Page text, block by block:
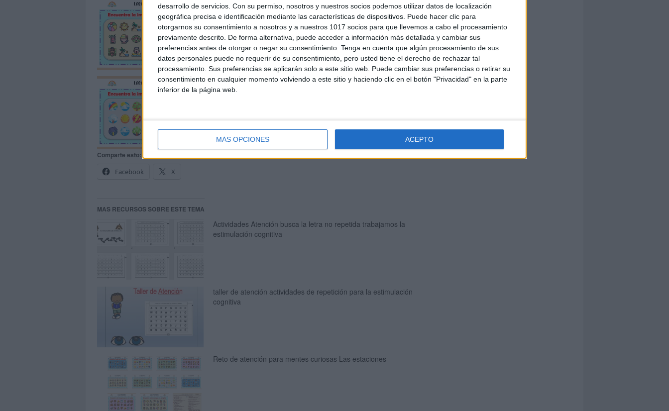
desarrollo de servicios. Con su permiso, nosotros y nuestros socios podemos utilizar datos de localización
geográfica precisa e identificación mediante las características de dispositivos. Puede hacer clic para
otorgarnos su consentimiento a nosotros y a nuestros 1017 socios para que llevemos a cabo el procesamiento
previamente descrito. De forma alternativa, puede acceder a información más detallada y cambiar sus
preferencias antes de otorgar o negar su consentimiento. Tenga en cuenta que algún procesamiento de sus
datos personales puede no requerir de su consentimiento, pero usted tiene el derecho de rechazar tal
procesamiento. Sus preferencias se aplicarán solo a este sitio web. Puede cambiar sus preferencias o retirar su
consentimiento en cualquier momento volviendo a este sitio y haciendo clic en el botón "Privacidad" en la parte
inferior de la página web.
MÁS OPCIONES ACEPTO
Comparte esto:
Facebook
X
MAS RECURSOS SOBRE ESTE TEMA
Actividades Atención busca la letra no repetida trabajamos la
estimulación cognitiva
taller de atención actividades de repetición para la estimulación
cognitiva
Reto de atención para mentes curiosas Las estaciones